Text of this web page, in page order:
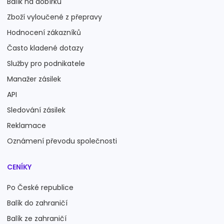
Zboží vyloučené z přepravy
Hodnocení zákazníků
Často kladené dotazy
Služby pro podnikatele
Manažer zásilek
API
Sledování zásilek
Reklamace
Oznámení převodu společnosti
CENÍKY
Po České republice
Balík do zahraničí
Balík ze zahraničí